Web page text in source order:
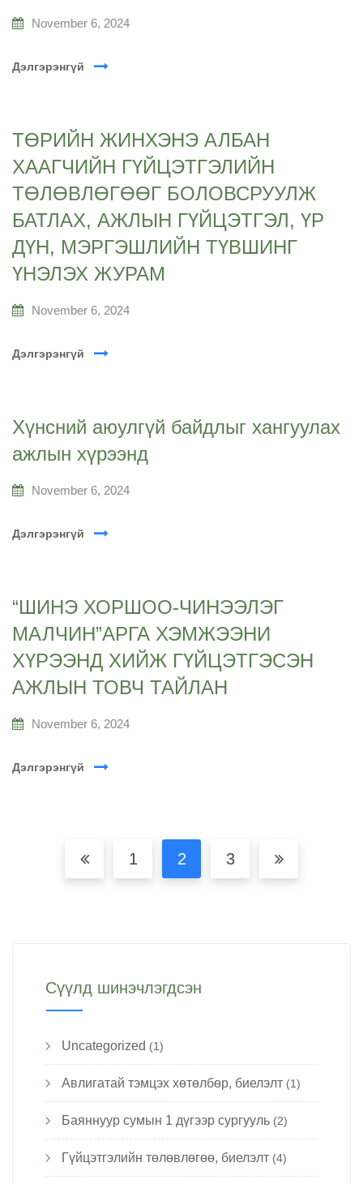
November 6, 2024
Дэлгэрэнгүй
ТӨРИЙН ЖИНХЭНЭ АЛБАН
ХААГЧИЙН ГҮЙЦЭТГЭЛИЙН
ТӨЛӨВЛӨГӨӨГ БОЛОВСРУУЛЖ
БАТЛАХ, АЖЛЫН ГҮЙЦЭТГЭЛ, ҮР
ДҮН, МЭРГЭШЛИЙН ТҮВШИНГ
ҮНЭЛЭХ ЖУРАМ
November 6, 2024
Дэлгэрэнгүй
Хүнсний аюулгүй байдлыг хангуулах
ажлын хүрээнд
November 6, 2024
Дэлгэрэнгүй
“ШИНЭ ХОРШОО-ЧИНЭЭЛЭГ
МАЛЧИН”АРГА ХЭМЖЭЭНИ
ХҮРЭЭНД ХИЙЖ ГҮЙЦЭТГЭСЭН
АЖЛЫН ТОВЧ ТАЙЛАН
November 6, 2024
Дэлгэрэнгүй
1 2 3
Сүүлд шинэчлэгдсэн
Uncategorized (1)
Авлигатай тэмцэх хөтөлбөр, биелэлт (1)
Баяннуур сумын 1 дүгээр сургууль (2)
Гүйцэтгэлийн төлөвлөгөө, биелэлт (4)